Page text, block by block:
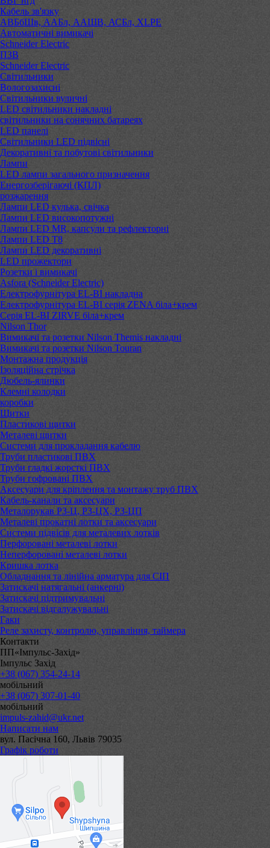
Кабель зв'язку
АВБбШв, ААБл, ААШВ, АСБл, XLPE
Автоматичні вимикачі
Schneider Electric
ПЗВ
Schneider Electric
Світильники
Вологозахисні
Світильники вуличні
LED світильники накладні
світильники на сонячних батареях
LED панелі
Світильники LED підвісні
Декоративні та побутові світильники
Лампи
LED лампи загального призначення
Енергозберігаючі (КПЛ)
розжарення
Лампи LED кулька, свічка
Лампи LED високопотужні
Лампи LED MR, капсули та рефлекторні
Лампи LED Т8
Лампи LED декоративні
LED прожектори
Розетки і вимикачі
Asfora (Schneider Electric)
Електрофурнітура EL-BI накладна
Електрофурнітура EL-BI серія ZENA біла+крем
Серія EL-BI ZIRVE біла+крем
Nilson Thor
Вимикачі та розетки Nilson Themis накладні
Вимикачі та розетки Nilson Touran
Монтажна продукція
Ізоляційна стрічка
Дюбель-ялинки
Клемні колодки
коробки
Щитки
Пластикові щитки
Металеві щитки
Системи для прокладання кабелю
Труби пластикові ПВХ
Труби гладкі жорсткі ПВХ
Труби гофровані ПВХ
Аксесуари для кріплення та монтажу труб ПВХ
Кабель-канали та аксесуари
Металорукав РЗ-Ц, РЗ-ЦХ, РЗ-ЦП
Металеві прокатні лотки та аксесуари
Системи підвісів для металевих лотків
Перфоровані металеві лотки
Неперфоровані металеві лотки
Кришка лотка
Обладнання та лінійна арматура для СІП
Затискачі натягальні (анкерні)
Затискачі підтримувальні
Затискачі відгалужувальні
Гаки
Реле захисту, контролю, управління, таймера
Контакти
ПП«Імпульс-Захід»
Імпульс Захід
+38 (067) 354-24-14
мобільний
+38 (067) 307-01-40
мобільний
impuls-zahid@ukr.net
Написати нам
вул. Пасічна 160, Львів 79035
Графік роботи